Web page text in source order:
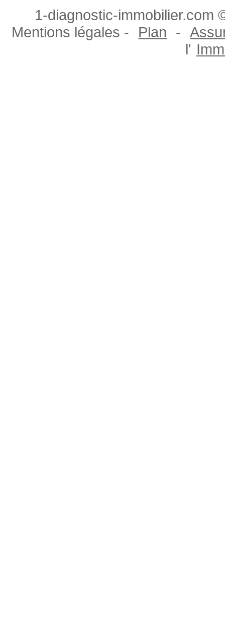
1-diagnostic-immobilier.com
Mentions légales -
Plan -
l'